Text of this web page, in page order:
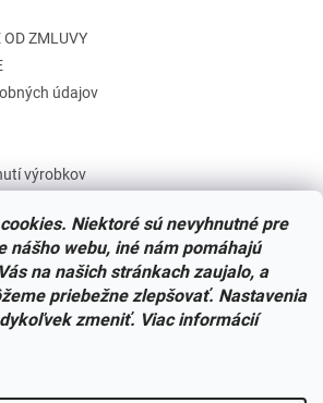
Niektoré sú nevyhnutné pre
nášho webu, iné nám pomáhajú
na našich stránkach zaujalo, a
priebežne zlepšovať. Nastavenia
zmeniť. Viac informácií
ZMLUVY
údajov
výrobkov